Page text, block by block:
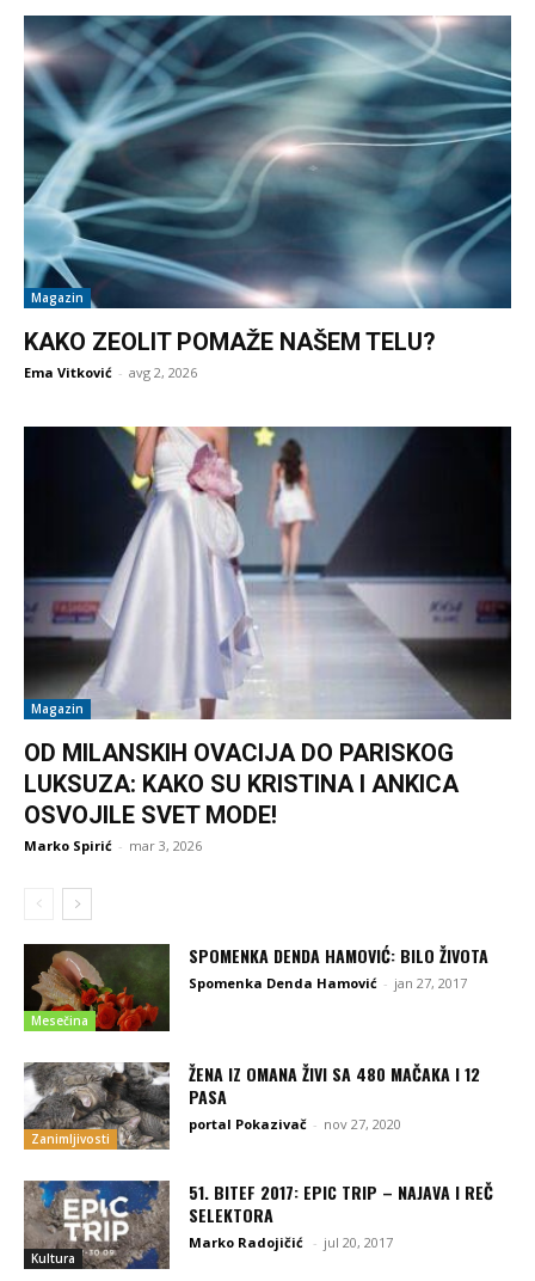
Magazin
KAKO ZEOLIT POMAŽE NAŠEM TELU?
Ema Vitković - avg 2, 2026
Magazin
OD MILANSKIH OVACIJA DO PARISKOG
LUKSUZA: KAKO SU KRISTINA I ANKICA
OSVOJILE SVET MODE!
Marko Spirić - mar 3, 2026
Mesečina
SPOMENKA DENDA HAMOVIĆ: BILO ŽIVOTA
Spomenka Denda Hamović - jan 27, 2017
Zanimljivosti
ŽENA IZ OMANA ŽIVI SA 480 MAČAKA I 12
PASA
portal Pokazivač - nov 27, 2020
Kultura
51. BITEF 2017: EPIC TRIP – NAJAVA I REČ
SELEKTORA
Marko Radojičić - jul 20, 2017